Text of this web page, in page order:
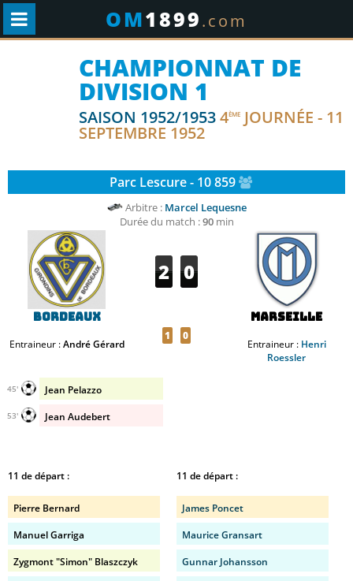
OM1899.com
CHAMPIONNAT DE
DIVISION 1
SAISON 1952/19534ÈME JOURNÉE - 11
SEPTEMBRE 1952
Parc Lescure - 10 859
Arbitre : Marcel Lequesne
Durée du match :90min
Bordeaux
Entraineur :André Gérard
2 0
1 0
Marseille
Entraineur : Henri
Roessler
Jean Pelazzo
45'
Jean Audebert
53'
11 de départ :
Pierre Bernard
Manuel Garriga
Zygmont "Simon" Blaszczyk
11 de départ :
James Poncet
Maurice Gransart
Gunnar Johansson